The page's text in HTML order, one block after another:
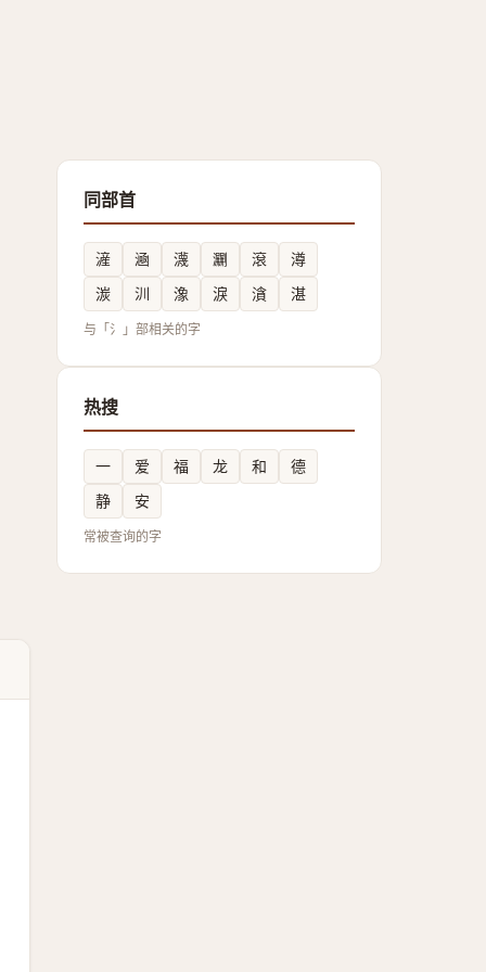
同部首
滻 㴠 瀎 㶜 滾
澊
湠
汌 潒 淚 㵅 湛
与「氵」部相关的字
热搜
一 爱 福 龙 和
德
静
安
常被查询的字